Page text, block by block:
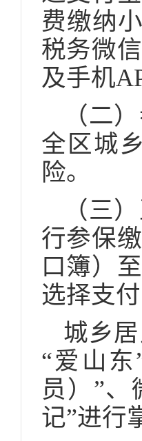
费缴纳
税务微
及手机
（二
全区城
险。
（三
行参保
口簿）
选择支
城乡
“爱山
员）”
记”进行